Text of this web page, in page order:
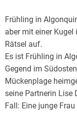
Frühling in
aber mit einer Kugel
Rätsel auf.
Es ist Frühling in
Gegend im
Mückenplage
seine Partnerin Lise
Fall: Eine junge